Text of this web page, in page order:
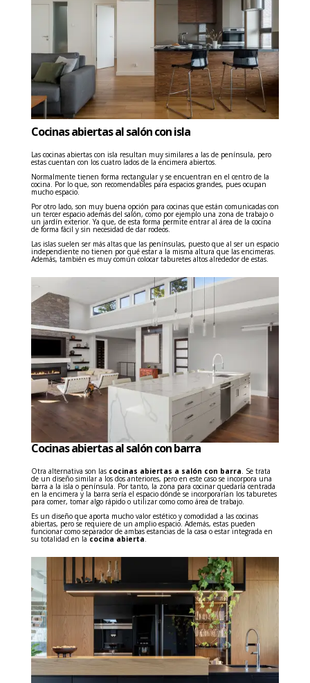
Cocinas abiertas al salón con isla
Las cocinas abiertas con isla resultan muy similares a las de península, pero
estas cuentan con los cuatro lados de la encimera abiertos.
Normalmente tienen forma rectangular y se encuentran en el centro de la
cocina. Por lo que, son recomendables para espacios grandes, pues ocupan
mucho espacio.
Por otro lado, son muy buena opción para cocinas que están comunicadas con
un tercer espacio además del salón, como por ejemplo una zona de trabajo o
un jardín exterior. Ya que, de esta forma permite entrar al área de la cocina
de forma fácil y sin necesidad de dar rodeos.
Las islas suelen ser más altas que las penínsulas, puesto que al ser un espacio
independiente no tienen por qué estar a la misma altura que las encimeras.
Además, también es muy común colocar taburetes altos alrededor de estas.
Cocinas abiertas al salón con barra
Otra alternativa son las cocinas abiertas a salón con barra . Se trata
de un diseño similar a los dos anteriores, pero en este caso se incorpora una
barra a la isla o península. Por tanto, la zona para cocinar quedaría centrada
en la encimera y la barra sería el espacio dónde se incorporarían los taburetes
para comer, tomar algo rápido o utilizar como como área de trabajo.
Es un diseño que aporta mucho valor estético y comodidad a las cocinas
abiertas, pero se requiere de un amplio espacio. Además, estas pueden
funcionar como separador de ambas estancias de la casa o estar integrada en
su totalidad en la cocina abierta